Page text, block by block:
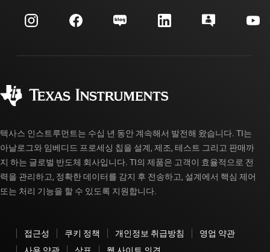
투자 관계
제조
고객 지원 센터
myTI 계정 FAQ
주문 FAQ
텍사스 인스트루먼트는 수십 년 동안 계속해서 발전해 왔습니다. TI는
아날로그와 임베디드 프로세싱 칩을 설계, 제조, 테스트 그리고 판매까
지 하는 글로벌 반도체 회사입니다. TI의 제품은 고객이 효율적으로 전
력을 관리하고, 정확한 데이터를 감지 후 전송하고, 설계에서 핵심 제어
또는 처리 기능을 할 수 있도록 지원합니다.
접근성 쿠키 정책 개인정보 취급방침
영업 약관